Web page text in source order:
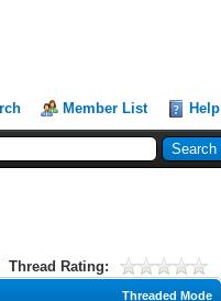
Member List Help
Thread Rating:
Threaded Mode